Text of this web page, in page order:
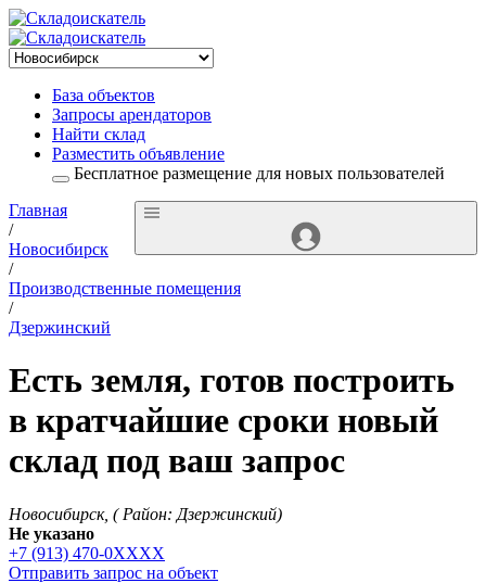
База объектов
Запросы арендаторов
Найти склад
Разместить объявление
Бесплатное размещение для новых пользователей
Главная
/
Новосибирск
/
Производственные помещения
/
Дзержинский
Есть земля, готов построить
в кратчайшие сроки новый
склад под ваш запрос
Новосибирск, ( Район: Дзержинский)
Не указано
+7 (913) 470-0XXXX
Отправить запрос на объект